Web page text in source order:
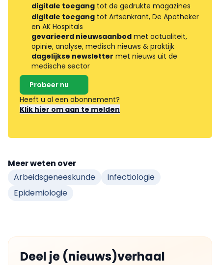
digitale toegang tot de gedrukte magazines
digitale toegang tot Artsenkrant, De Apotheker
en AK Hospitals
gevarieerd nieuwsaanbod met actualiteit,
opinie, analyse, medisch nieuws & praktijk
dagelijkse newsletter met nieuws uit de
medische sector
Probeer nu
Heeft u al een abonnement?
Klik hier om aan te melden
Meer weten over
Arbeidsgeneeskunde
Infectiologie
Epidemiologie
Deel je (nieuws)verhaal